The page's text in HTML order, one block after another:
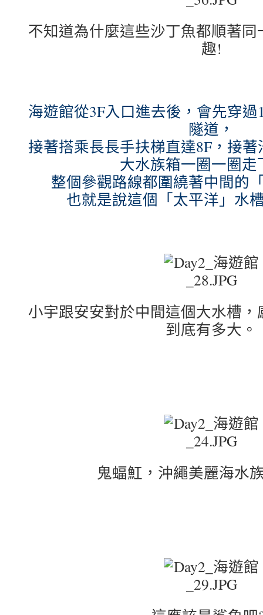
不知道為什麼這些沙丁魚都順著
趣!
海遊館從3F入口進去後，會先穿
隧道，
接著搭乘長長手扶梯直達8F，接
大水族箱一圈一圈走
整個參觀路線都圍繞著中間的
也就是說這個 「太平洋」水
小宇跟安安對於中間這個大水槽
到底有多大。
鬼蝠魟，沖繩美麗海水